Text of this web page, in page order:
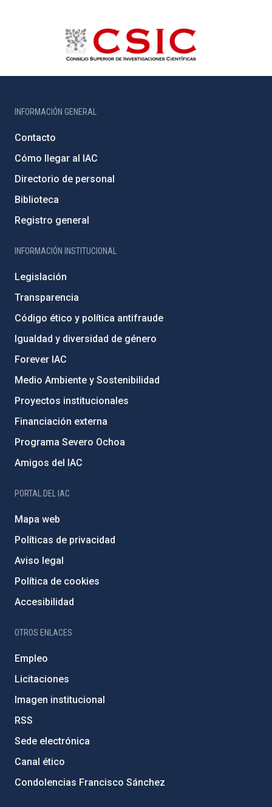
INFORMACIÓN GENERAL
Contacto
Cómo llegar al IAC
Directorio de personal
Biblioteca
Registro general
INFORMACIÓN INSTITUCIONAL
Legislación
Transparencia
Código ético y política antifraude
Igualdad y diversidad de género
Forever IAC
Medio Ambiente y Sostenibilidad
Proyectos institucionales
Financiación externa
Programa Severo Ochoa
Amigos del IAC
PORTAL DEL IAC
Mapa web
Políticas de privacidad
Aviso legal
Política de cookies
Accesibilidad
OTROS ENLACES
Empleo
Licitaciones
Imagen institucional
RSS
Sede electrónica
Canal ético
Condolencias Francisco Sánchez